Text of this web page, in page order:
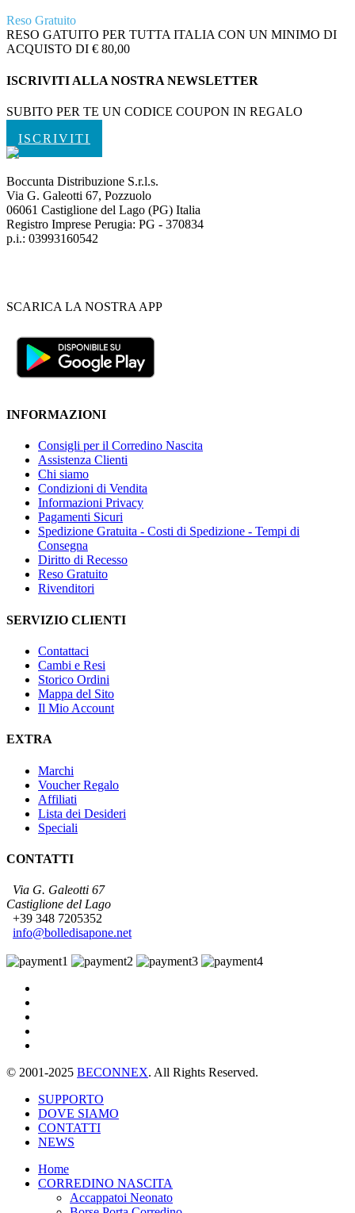
Reso Gratuito
RESO GATUITO PER TUTTA ITALIA CON UN MINIMO DI
ACQUISTO DI € 80,00
ISCRIVITI ALLA NOSTRA NEWSLETTER
SUBITO PER TE UN CODICE COUPON IN REGALO
ISCRIVITI
Boccunta Distribuzione S.r.l.s.
Via G. Galeotti 67, Pozzuolo
06061 Castiglione del Lago (PG) Italia
Registro Imprese Perugia: PG - 370834
p.i.: 03993160542
SCARICA LA NOSTRA APP
INFORMAZIONI
Consigli per il Corredino Nascita
Assistenza Clienti
Chi siamo
Condizioni di Vendita
Informazioni Privacy
Pagamenti Sicuri
Spedizione Gratuita - Costi di Spedizione - Tempi di
Consegna
Diritto di Recesso
Reso Gratuito
Rivenditori
SERVIZIO CLIENTI
Contattaci
Cambi e Resi
Storico Ordini
Mappa del Sito
Il Mio Account
EXTRA
Marchi
Voucher Regalo
Affiliati
Lista dei Desideri
Speciali
CONTATTI
Via G. Galeotti 67
Castiglione del Lago
+39 348 7205352
info@bolledisapone.net
© 2001-2025 BECONNEX. All Rights Reserved.
SUPPORTO
DOVE SIAMO
CONTATTI
NEWS
Home
CORREDINO NASCITA
Accappatoi Neonato